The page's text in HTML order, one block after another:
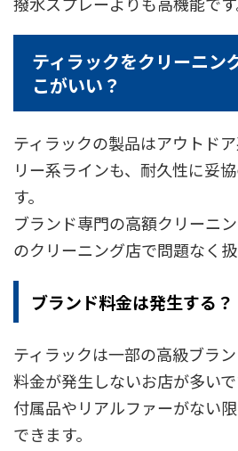
ティラックをクリーニン
こがいい？
ティラックの製品はアウトド
リー系ラインも、耐久性に妥
す。
ブランド専門の高額クリーニ
のクリーニング店で問題なく扱
ブランド料金は発生する？
ティラックは一部の高級ブラ
料金が発生しないお店が多いで
付属品やリアルファーがない
できます。